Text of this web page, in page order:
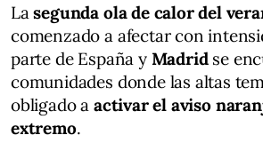
Lasegunda ola de calor del
comenzado a afectar con
parte de España y Madridse
comunidades donde las altas
obligado a activar el aviso
extremo.